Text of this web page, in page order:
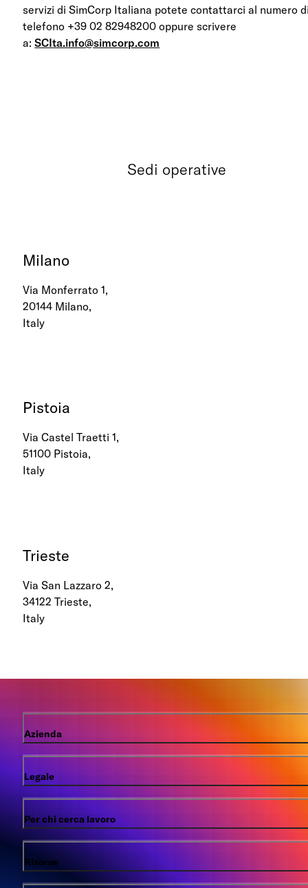
servizi di SimCorp Italiana potete contattarci al numero
telefono +39 02 82948200 oppure scrivere
a:SCIta.info@simcorp.com
Sedi operative
Milano
Via Monferrato 1,
20144 Milano,
Italy
Pistoia
Via Castel Traetti 1,
51100 Pistoia,
Italy
Trieste
Via San Lazzaro 2,
34122 Trieste,
Italy
Azienda
Legale
Per chi cerca lavoro
Risorse